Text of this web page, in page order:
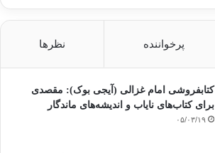
پرخواننده نظرها
کتابفروشی امام غزالی (آیجی بوک): مقصدی
برای کتاب‌های نایاب و اندیشه‌های ماندگار
۰۵/۰۳/۱۹